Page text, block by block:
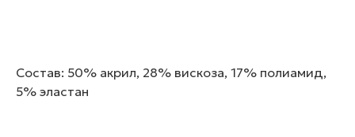
Состав: 50% акрил, 28% вискоза, 17% полиамид,
5% эластан